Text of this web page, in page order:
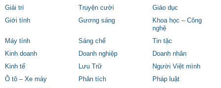
Giải trí
Truyện cười
Giáo dục
Giới tính
Gương sáng
Khoa học – Công
nghệ
Máy tính
Sáng chế
Tin tặc
Kinh doanh
Doanh nghiệp
Doanh nhân
Kinh tế
Lưu Trữ
Người Việt mình
Ô tô – Xe máy
Phân tích
Pháp luật